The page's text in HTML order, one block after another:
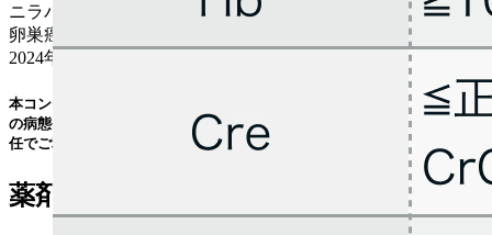
ニラパリブ (ゼジューラ®)
卵巣癌 > 初回治療後 維持療法 / 再発転移治療後 維持療法
2024年12月13日
本コンテンツは特定の治療法を推奨するものではありません｡ 個々の患者
の病態や､ 実際の薬剤情報やガイドラインを確認の上､ 利用者の判断と責
任でご利用ください｡
薬剤情報